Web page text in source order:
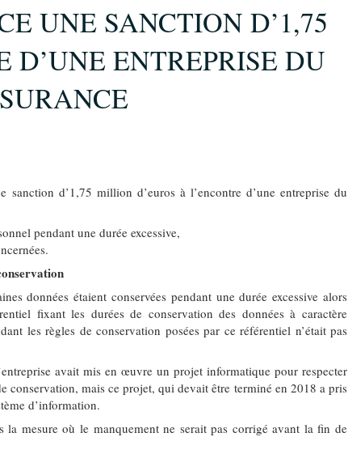
UNE SANCTION D’1,75
D’UNE ENTREPRISE DU
d’1,75 million d’euros à l’encontre d’une entreprise du
pendant une durée excessive,
données étaient conservées pendant une durée excessive alors
fixant les durées de conservation des données à caractère
les règles de conservation posées par ce référentiel n’était pas
avait mis en œuvre un projet informatique pour respecter
conservation, mais ce projet, qui devait être terminé en 2018 a pris
d’information.
mesure où le manquement ne serait pas corrigé avant la fin de